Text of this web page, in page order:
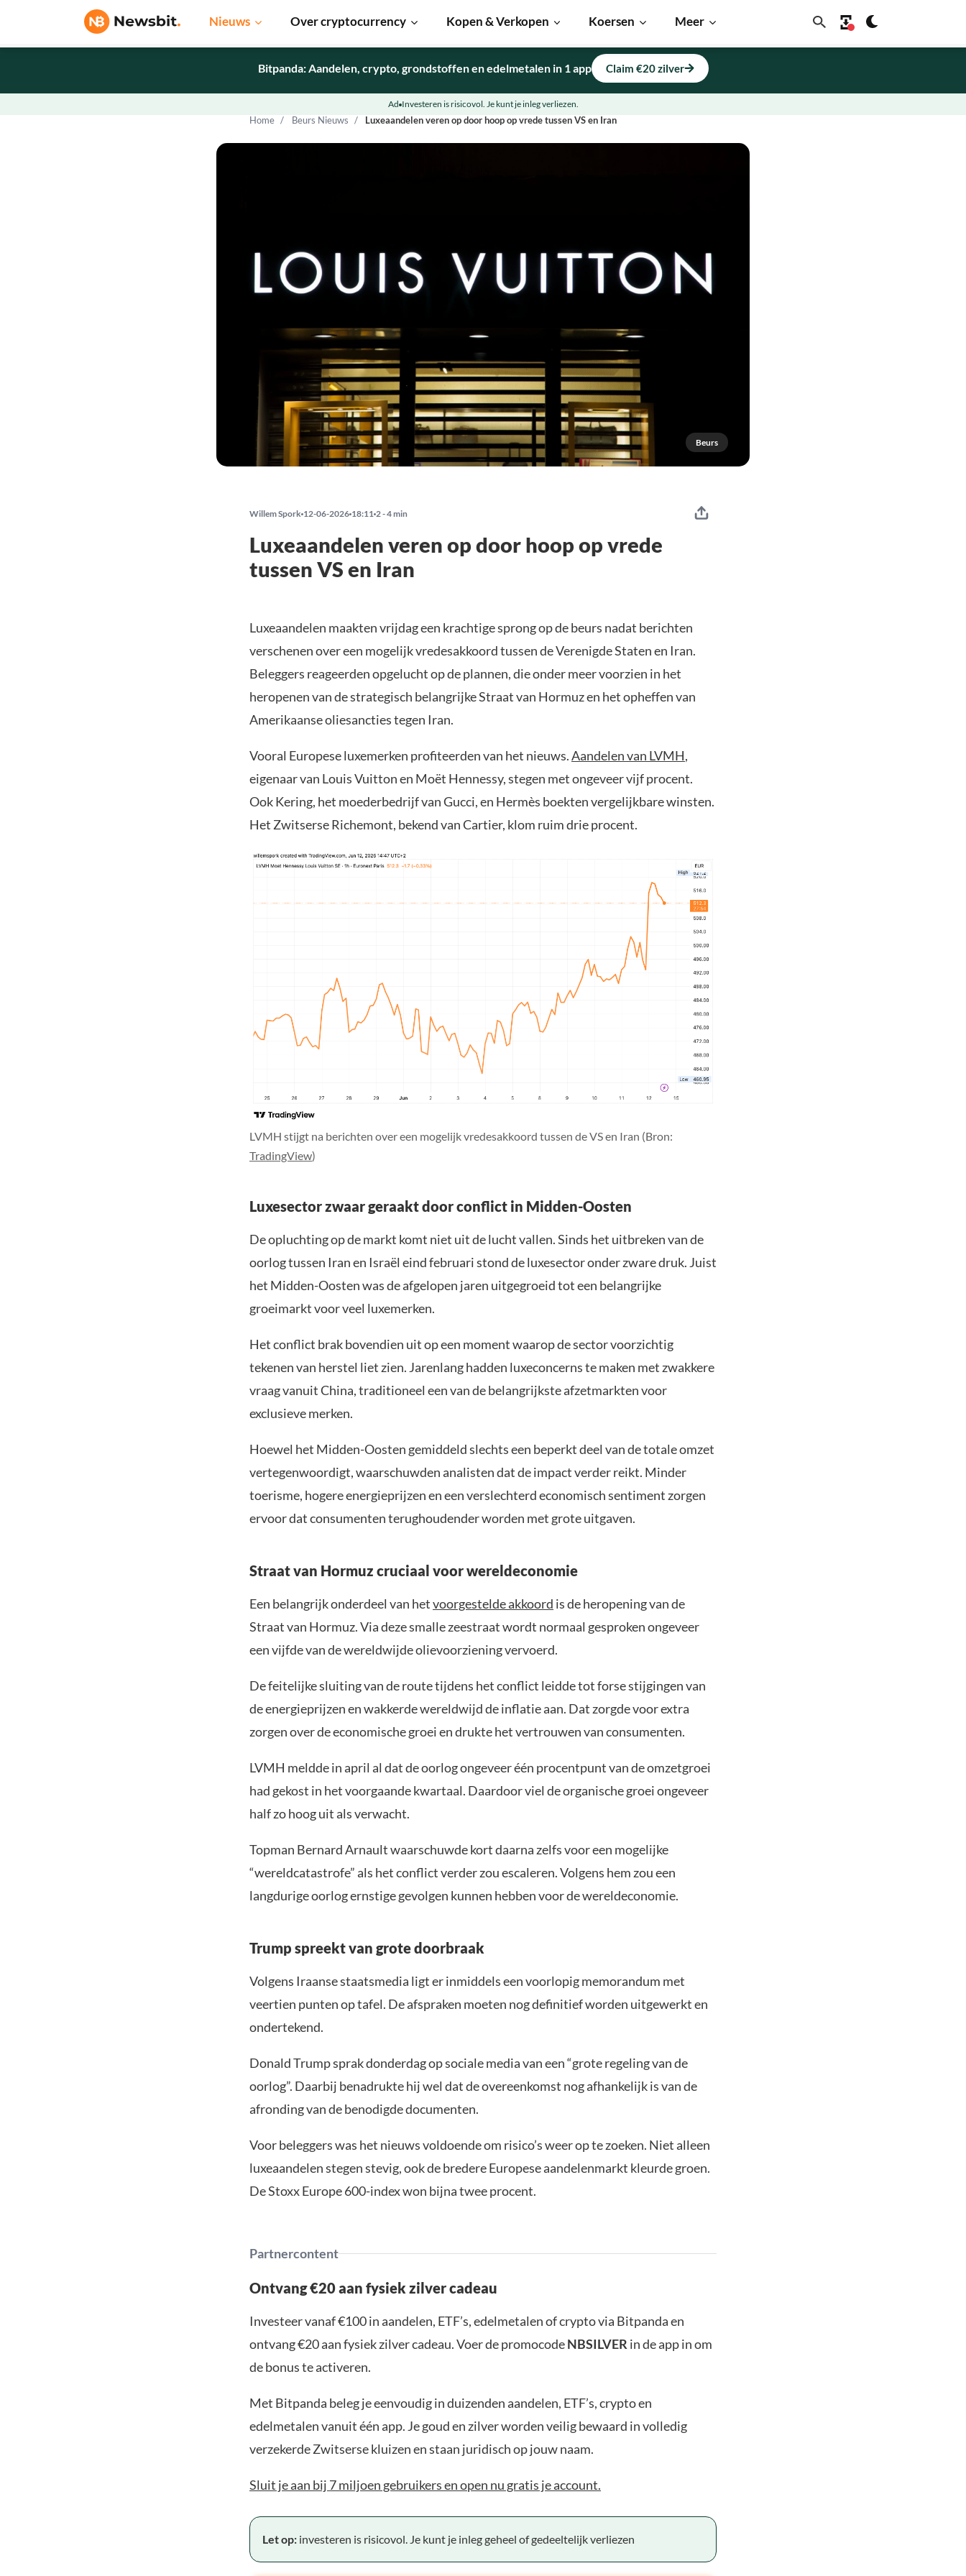
Nieuws Over cryptocurrency Kopen & Verkopen Koersen Meer
Home Beurs Nieuws Luxeaandelen veren op door hoop op vrede tussen VS en Iran
Beurs
Bitpanda: Aandelen, crypto, grondstoffen en edelmetalen in 1 app Claim €20 zilver
Ad Investeren is risicovol. Je kunt je inleg verliezen.
Willem Spork 12-06-2026 18:11 2 - 4 min
Luxeaandelen veren op door hoop op vrede
tussen VS en Iran
Luxeaandelen maakten vrijdag een krachtige sprong op de beurs nadat berichten
verschenen over een mogelijk vredesakkoord tussen de Verenigde Staten en Iran.
Beleggers reageerden opgelucht op de plannen, die onder meer voorzien in het
heropenen van de strategisch belangrijke Straat van Hormuz en het opheffen van
Amerikaanse oliesancties tegen Iran.
Vooral Europese luxemerken profiteerden van het nieuws.Aandelen van LVMH,
eigenaar van Louis Vuitton en Moët Hennessy, stegen met ongeveer vijf procent.
Ook Kering, het moederbedrijf van Gucci, en Hermès boekten vergelijkbare winsten.
Het Zwitserse Richemont, bekend van Cartier, klom ruim drie procent.
LVMH stijgt na berichten over een mogelijk vredesakkoord tussen de VS en Iran (Bron:
TradingView)
Luxesector zwaar geraakt door conflict in Midden-Oosten
De opluchting op de markt komt niet uit de lucht vallen. Sinds het uitbreken van de
oorlog tussen Iran en Israël eind februari stond de luxesector onder zware druk. Juist
het Midden-Oosten was de afgelopen jaren uitgegroeid tot een belangrijke
groeimarkt voor veel luxemerken.
Het conflict brak bovendien uit op een moment waarop de sector voorzichtig
tekenen van herstel liet zien. Jarenlang hadden luxeconcerns te maken met zwakkere
vraag vanuit China, traditioneel een van de belangrijkste afzetmarkten voor
exclusieve merken.
Hoewel het Midden-Oosten gemiddeld slechts een beperkt deel van de totale omzet
vertegenwoordigt, waarschuwden analisten dat de impact verder reikt. Minder
toerisme, hogere energieprijzen en een verslechterd economisch sentiment zorgen
ervoor dat consumenten terughoudender worden met grote uitgaven.
Straat van Hormuz cruciaal voor wereldeconomie
Een belangrijk onderdeel van hetvoorgestelde akkoord is de heropening van de
Straat van Hormuz. Via deze smalle zeestraat wordt normaal gesproken ongeveer
een vijfde van de wereldwijde olievoorziening vervoerd.
De feitelijke sluiting van de route tijdens het conflict leidde tot forse stijgingen van
de energieprijzen en wakkerde wereldwijd de inflatie aan. Dat zorgde voor extra
zorgen over de economische groei en drukte het vertrouwen van consumenten.
LVMH meldde in april al dat de oorlog ongeveer één procentpunt van de omzetgroei
had gekost in het voorgaande kwartaal. Daardoor viel de organische groei ongeveer
half zo hoog uit als verwacht.
Topman Bernard Arnault waarschuwde kort daarna zelfs voor een mogelijke
“wereldcatastrofe” als het conflict verder zou escaleren. Volgens hem zou een
langdurige oorlog ernstige gevolgen kunnen hebben voor de wereldeconomie.
Trump spreekt van grote doorbraak
Volgens Iraanse staatsmedia ligt er inmiddels een voorlopig memorandum met
veertien punten op tafel. De afspraken moeten nog definitief worden uitgewerkt en
ondertekend.
Donald Trump sprak donderdag op sociale media van een “grote regeling van de
oorlog”. Daarbij benadrukte hij wel dat de overeenkomst nog afhankelijk is van de
afronding van de benodigde documenten.
Voor beleggers was het nieuws voldoende om risico’s weer op te zoeken. Niet alleen
luxeaandelen stegen stevig, ook de bredere Europese aandelenmarkt kleurde groen.
De Stoxx Europe 600-index won bijna twee procent.
Partnercontent
Ontvang €20 aan fysiek zilver cadeau
Investeer vanaf €100 in aandelen, ETF’s, edelmetalen of crypto via Bitpanda en
ontvang €20 aan fysiek zilver cadeau. Voer de promocodeNBSILVER in de app in om
de bonus te activeren.
Met Bitpanda beleg je eenvoudig in duizenden aandelen, ETF’s, crypto en
edelmetalen vanuit één app. Je goud en zilver worden veilig bewaard in volledig
verzekerde Zwitserse kluizen en staan juridisch op jouw naam.
Sluit je aan bij 7 miljoen gebruikers en open nu gratis je account.
Let op: investeren is risicovol. Je kunt je inleg geheel of gedeeltelijk verliezen